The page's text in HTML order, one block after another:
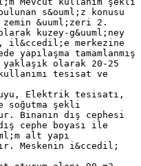
s&ouml;z konusu
zemin &uuml;zeri 2.
kuzey-g&uuml;ney
il&ccedil;e merkezine
yapılaşma tamamlanmış
olarak 20-25
tesisat ve
Elektrik tesisatı,
soğutma şekli
Binanın dış cephesi
cephe boyası ile
alt yapı
Meskenin i&ccedil;